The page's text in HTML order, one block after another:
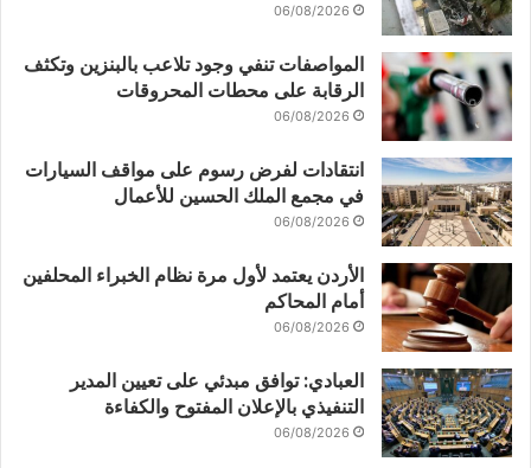
06/08/2026
المواصفات تنفي وجود تلاعب بالبنزين وتكثف
الرقابة على محطات المحروقات
06/08/2026
انتقادات لفرض رسوم على مواقف السيارات
في مجمع الملك الحسين للأعمال
06/08/2026
الأردن يعتمد لأول مرة نظام الخبراء المحلفين
أمام المحاكم
06/08/2026
العبادي: توافق مبدئي على تعيين المدير
التنفيذي بالإعلان المفتوح والكفاءة
06/08/2026